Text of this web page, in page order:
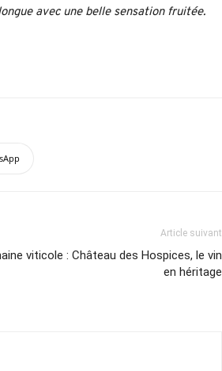
avec une belle sensation fruitée.
Article suivant
viticole : Château des Hospices, le vin
en héritage